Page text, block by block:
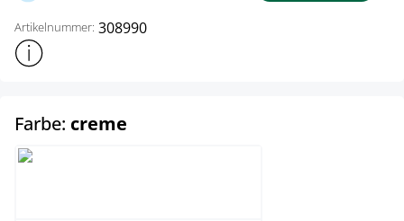
Artikelnummer: 308990
Weitere Produktinformationen anzeigen
Farbe: creme